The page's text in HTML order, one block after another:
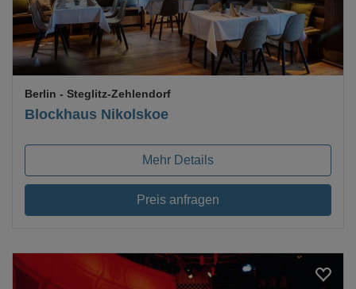
Blockhaus Nikolskoe
Berlin - Steglitz-Zehlendorf
Mehr Details
Preis anfragen